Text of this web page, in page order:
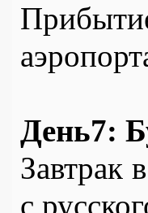
День7:
Завтрак
с